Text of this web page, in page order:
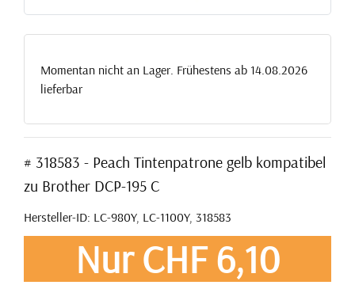
Momentan nicht an Lager. Frühestens ab 14.08.2026
lieferbar
# 318583 - Peach Tintenpatrone gelb kompatibel
zu Brother DCP-195 C
Hersteller-ID: LC-980Y, LC-1100Y, 318583
Nur CHF 6,10